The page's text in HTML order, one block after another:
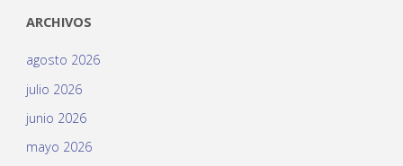
ARCHIVOS
agosto 2026
julio 2026
junio 2026
mayo 2026